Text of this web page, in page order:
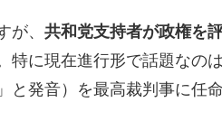
が、 共和党支持者が政権を
特に現在進行形で話題なの
と発音）を最高裁判事に任